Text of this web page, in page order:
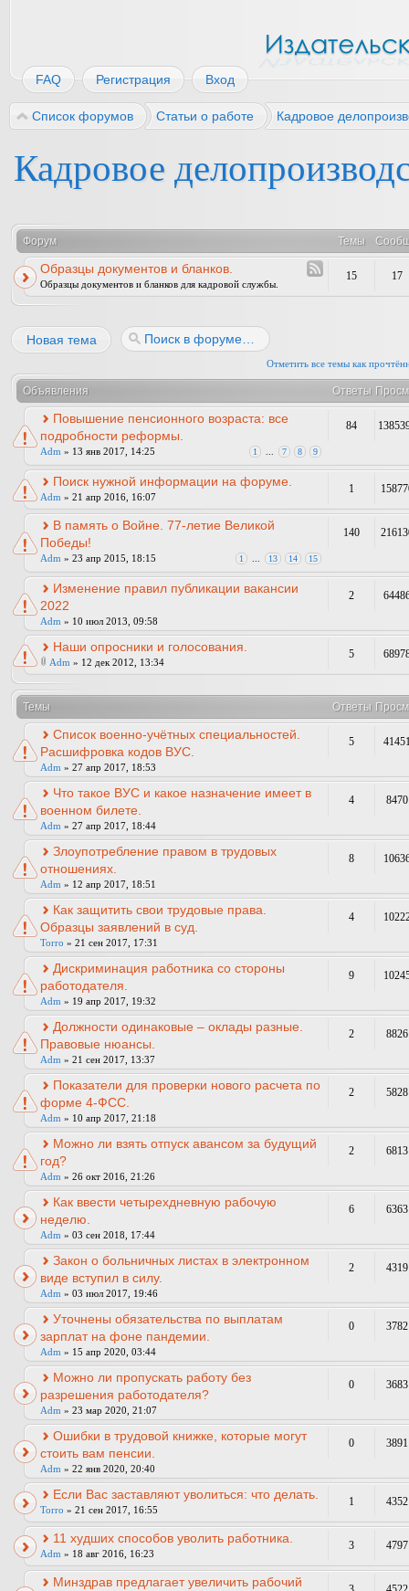
FAQ Регистрация Вход
Список форумов Статьи о работе Кадровое
Кадровое
Форум Темы
Образцы документов и бланков.
Образцы документов и бланков для кадровой службы.
15 17
Новая тема
Отметить все темы как
Объявления Ответы
Повышение пенсионного возраста: все
подробности реформы.
1 7 8 9
Adm » 13 янв 2017, 14:25
84
Поиск нужной информации на форуме.
Adm » 21 апр 2016, 16:07
1
В память о Войне. 77-летие Великой
Победы!
1 13 14 15
Adm » 23 апр 2015, 18:15
140
Изменение правил публикации вакансии
2022
Adm » 10 июл 2013, 09:58
2
Наши опросники и голосования.
Adm » 12 дек 2012, 13:34
5
Темы Ответы
Список военно-учётных специальностей.
Расшифровка кодов ВУС.
Adm » 27 апр 2017, 18:53
5
Что такое ВУС и какое назначение имеет в
военном билете.
Adm » 27 апр 2017, 18:44
4 8470
Злоупотребление правом в трудовых
отношениях.
Adm » 12 апр 2017, 18:51
8
Как защитить свои трудовые права.
Образцы заявлений в суд.
Torro » 21 сен 2017, 17:31
4
Дискриминация работника со стороны
работодателя.
Adm » 19 апр 2017, 19:32
9
Должности одинаковые – оклады разные.
Правовые нюансы.
Adm » 21 сен 2017, 13:37
2 8826
Показатели для проверки нового расчета по
форме 4-ФСС.
Adm » 10 апр 2017, 21:18
2 5828
Можно ли взять отпуск авансом за будущий
год?
Adm » 26 окт 2016, 21:26
2 6813
Как ввести четырехдневную рабочую
неделю.
Adm » 03 сен 2018, 17:44
6 6363
Закон о больничных листах в электронном
виде вступил в силу.
Adm » 03 июл 2017, 19:46
2 4319
Уточнены обязательства по выплатам
зарплат на фоне пандемии.
Adm » 15 апр 2020, 03:44
0 3782
Можно ли пропускать работу без
разрешения работодателя?
Adm » 23 мар 2020, 21:07
0 3683
Ошибки в трудовой книжке, которые могут
стоить вам пенсии.
Adm » 22 янв 2020, 20:40
0 3891
Если Вас заставляют уволиться: что делать.
Torro » 21 сен 2017, 16:55
1 4352
11 худших способов уволить работника.
Adm » 18 авг 2016, 16:23
3 4797
Минздрав предлагает увеличить рабочий